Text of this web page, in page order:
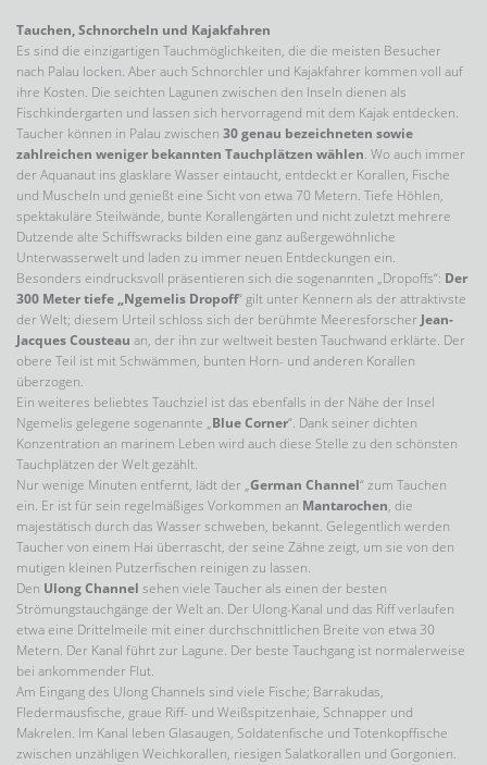
Tauchen, Schnorcheln und Kajakfahren
Es sind die einzigartigen Tauchmöglichkeiten, die die meisten Besucher
nach Palau locken. Aber auch Schnorchler und Kajakfahrer kommen voll auf
ihre Kosten. Die seichten Lagunen zwischen den Inseln dienen als
Fischkindergarten und lassen sich hervorragend mit dem Kajak entdecken.
Taucher können in Palau zwischen 30 genau bezeichneten sowie
zahlreichen weniger bekannten Tauchplätzen wählen. Wo auch immer
der Aquanaut ins glasklare Wasser eintaucht, entdeckt er Korallen, Fische
und Muscheln und genießt eine Sicht von etwa 70 Metern. Tiefe Höhlen,
spektakuläre Steilwände, bunte Korallengärten und nicht zuletzt mehrere
Dutzende alte Schiffswracks bilden eine ganz außergewöhnliche
Unterwasserwelt und laden zu immer neuen Entdeckungen ein.
Besonders eindrucksvoll präsentieren sich die sogenannten „Dropoffs“: Der
300 Meter tiefe „Ngemelis Dropoff“ gilt unter Kennern als der attraktivste
der Welt; diesem Urteil schloss sich der berühmte Meeresforscher Jean-
Jacques Cousteau an, der ihn zur weltweit besten Tauchwand erklärte. Der
obere Teil ist mit Schwämmen, bunten Horn- und anderen Korallen
überzogen.
Ein weiteres beliebtes Tauchziel ist das ebenfalls in der Nähe der Insel
Ngemelis gelegene sogenannte „Blue Corner“. Dank seiner dichten
Konzentration an marinem Leben wird auch diese Stelle zu den schönsten
Tauchplätzen der Welt gezählt.
Nur wenige Minuten entfernt, lädt der „German Channel“ zum Tauchen
ein. Er ist für sein regelmäßiges Vorkommen an Mantarochen, die
majestätisch durch das Wasser schweben, bekannt. Gelegentlich werden
Taucher von einem Hai überrascht, der seine Zähne zeigt, um sie von den
mutigen kleinen Putzerfischen reinigen zu lassen.
Den Ulong Channel sehen viele Taucher als einen der besten
Strömungstauchgänge der Welt an. Der Ulong-Kanal und das Riff verlaufen
etwa eine Drittelmeile mit einer durchschnittlichen Breite von etwa 30
Metern. Der Kanal führt zur Lagune. Der beste Tauchgang ist normalerweise
bei ankommender Flut.
Am Eingang des Ulong Channels sind viele Fische; Barrakudas,
Fledermausfische, graue Riff- und Weißspitzenhaie, Schnapper und
Makrelen. Im Kanal leben Glasaugen, Soldatenfische und Totenkopffische
zwischen unzähligen Weichkorallen, riesigen Salatkorallen und Gorgonien.